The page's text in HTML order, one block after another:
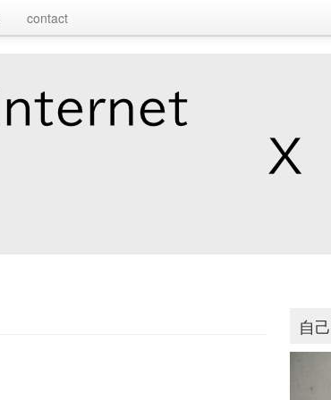
contact
自